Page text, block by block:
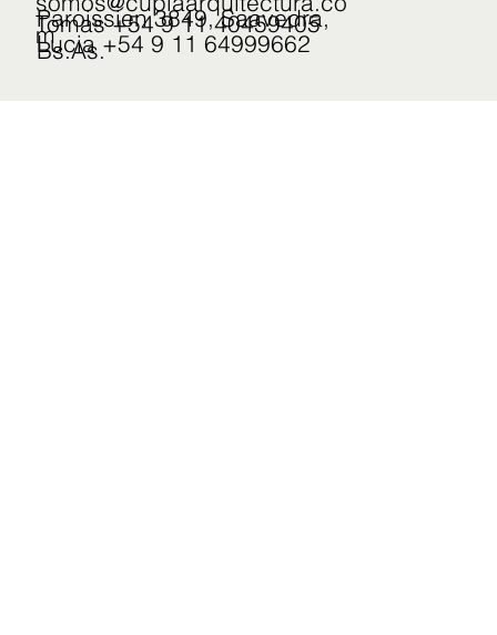
m
Tomas +54 9 11 40459405
Lucia +54 9 11 64999662
Paroissien 3849, Saavedra,
Bs.As.